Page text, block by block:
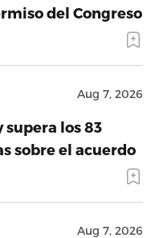
del Congreso
Aug 7, 2026
supera los 83
sobre el acuerdo
Aug 7, 2026